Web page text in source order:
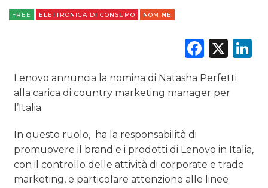
TREND
OPINIONI
FREE ELETTRONICA DI CONSUMO NOMINE
X
Lenovo annuncia la nomina di Natasha Perfetti
alla carica di country marketing manager per
l’Italia.
In questo ruolo, ha la responsabilità di
promuovere il brand e i prodotti di Lenovo in Italia,
con il controllo delle attività di corporate e trade
marketing, e particolare attenzione alle linee